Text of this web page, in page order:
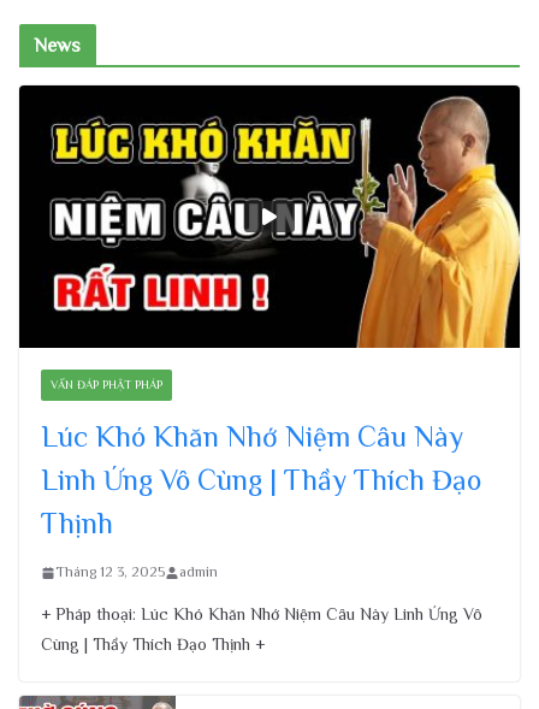
News
VẤN ĐÁP PHẬT PHÁP
Lúc Khó Khăn Nhớ Niệm Câu Này
Linh Ứng Vô Cùng | Thầy Thích Đạo
Thịnh
Tháng 12 3, 2025 admin
+ Pháp thoại: Lúc Khó Khăn Nhớ Niệm Câu Này Linh Ứng Vô
Cùng | Thầy Thích Đạo Thịnh +